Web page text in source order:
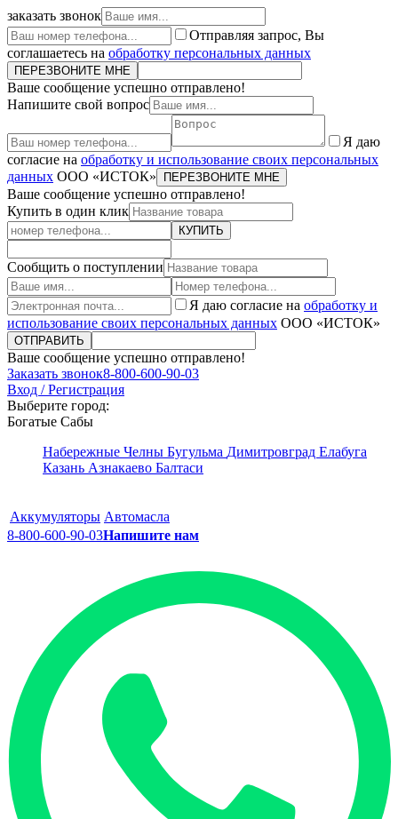
заказать звонок
Отправляя запрос, Вы
соглашаетесь на обработку персональных данных
ПЕРЕЗВОНИТЕ МНЕ
Ваше сообщение успешно отправлено!
Напишите свой вопрос
Я даю
согласие на обработку и использование своих персональных
данных ООО «ИСТОК» ПЕРЕЗВОНИТЕ МНЕ
Ваше сообщение успешно отправлено!
Купить в один клик
КУПИТЬ
Сообщить о поступлении
Я даю согласие на обработку и
использование своих персональных данных ООО «ИСТОК»
ОТПРАВИТЬ
Ваше сообщение успешно отправлено!
Заказать звонок8-800-600-90-03
Вход / Регистрация
Выберите город:
Богатые Сабы
Набережные Челны Бугульма Димитровград Елабуга
Казань Азнакаево Балтаси
Аккумуляторы Автомасла
8-800-600-90-03Напишите нам